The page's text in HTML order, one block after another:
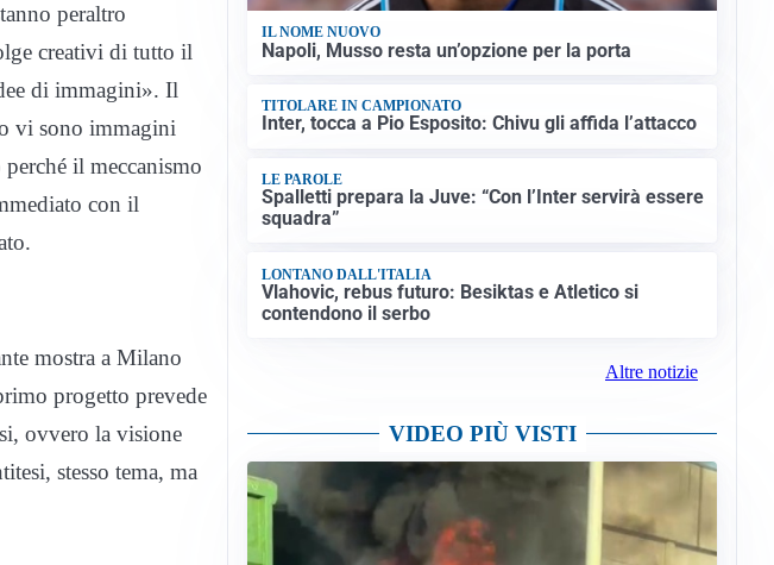
peraltro
creativi di tutto il
di immagini». Il
vi sono immagini
il meccanismo
con il
mostra a Milano
progetto prevede
ovvero la visione
stesso tema, ma
IL NOME NUOVO
Napoli, Musso resta un’opzione per la porta
TITOLARE IN CAMPIONATO
Inter, tocca a Pio Esposito: Chivu gli affida l’attacco
LE PAROLE
Spalletti prepara la Juve: “Con l’Inter servirà essere
squadra”
LONTANO DALL'ITALIA
Vlahovic, rebus futuro: Besiktas e Atletico si
contendono il serbo
Altre notizie
VIDEO PIÙ VISTI